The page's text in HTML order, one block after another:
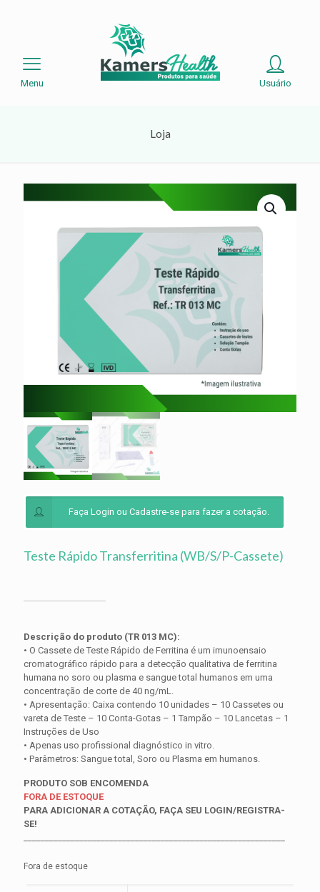
Menu Usuário
Loja
Faça Login ou Cadastre-se para fazer a cotação.
Teste Rápido Transferritina (WB/S/P-Cassete)
Descrição do produto (TR 013 MC):
• O Cassete de Teste Rápido de Ferritina é um imunoensaio
cromatográfico rápido para a detecção qualitativa de ferritina
humana no soro ou plasma e sangue total humanos em uma
concentração de corte de 40 ng/mL.
• Apresentação: Caixa contendo 10 unidades – 10 Cassetes ou
vareta de Teste – 10 Conta-Gotas – 1 Tampão – 10 Lancetas – 1
Instruções de Uso
• Apenas uso profissional diagnóstico in vitro.
• Parâmetros: Sangue total, Soro ou Plasma em humanos.
PRODUTO SOB ENCOMENDA
FORA DE ESTOQUE
PARA ADICIONAR A COTAÇÃO, FAÇA SEU LOGIN/REGISTRA-
SE!
Fora de estoque